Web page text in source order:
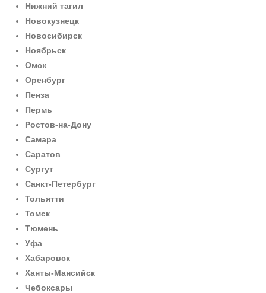
Нижний тагил
Новокузнецк
Новосибирск
Ноябрьск
Омск
Оренбург
Пенза
Пермь
Ростов-на-Дону
Самара
Саратов
Сургут
Санкт-Петербург
Тольятти
Томск
Тюмень
Уфа
Хабаровск
Ханты-Мансийск
Чебоксары